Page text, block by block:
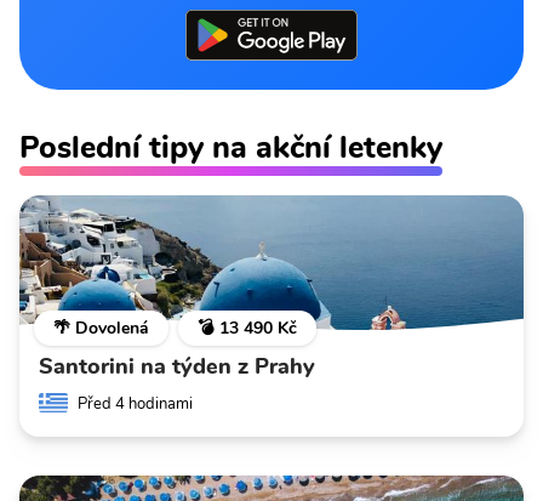
Poslední tipy na akční letenky
🌴 Dovolená 💣 13 490 Kč
Santorini na týden z Prahy
Před 4 hodinami